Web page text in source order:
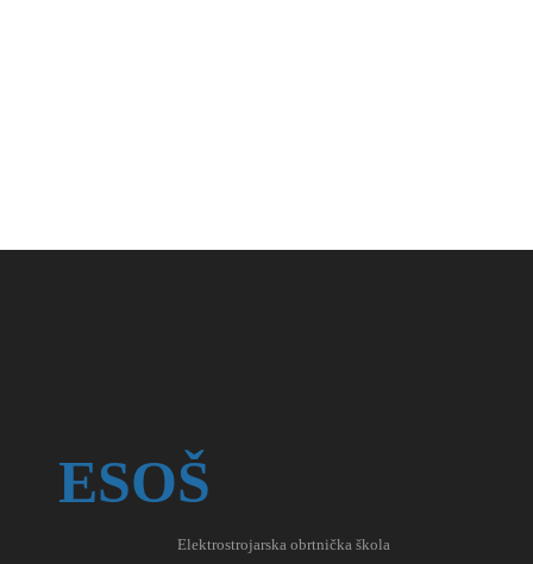
ESOŠ
Elektrostrojarska obrtnička škola